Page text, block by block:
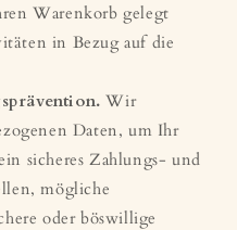
Warenkorb gelegt
in Bezug auf die
Wir
Daten, um Ihr
sicheres Zahlungs- und
mögliche
oder böswillige